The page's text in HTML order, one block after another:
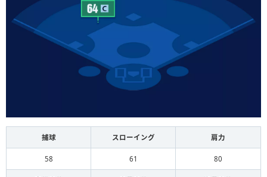
捕球 スローイング 肩力
58 61 80